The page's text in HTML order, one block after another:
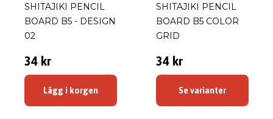
SHITAJIKI PENCIL
BOARD B5 - DESIGN
02
34 kr
Lägg i korgen
SHITAJIKI PENCIL
BOARD B5 COLOR
GRID
34 kr
Se varianter